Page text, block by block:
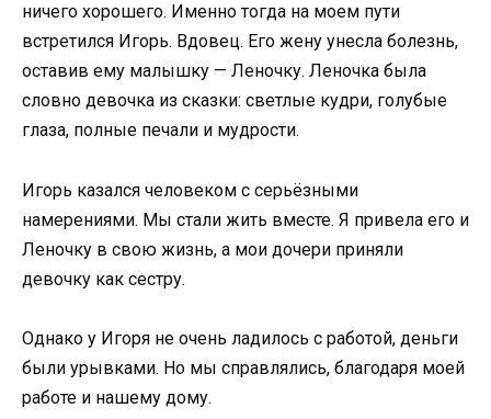
ничего хорошего. Именно тогда на моем пути
встретился Игорь. Вдовец. Его жену унесла болезнь,
оставив ему малышку — Леночку. Леночка была
словно девочка из сказки: светлые кудри, голубые
глаза, полные печали и мудрости.
Игорь казался человеком с серьёзными
намерениями. Мы стали жить вместе. Я привела его и
Леночку в свою жизнь, а мои дочери приняли
девочку как сестру.
Однако у Игоря не очень ладилось с работой, деньги
были урывками. Но мы справлялись, благодаря моей
работе и нашему дому.